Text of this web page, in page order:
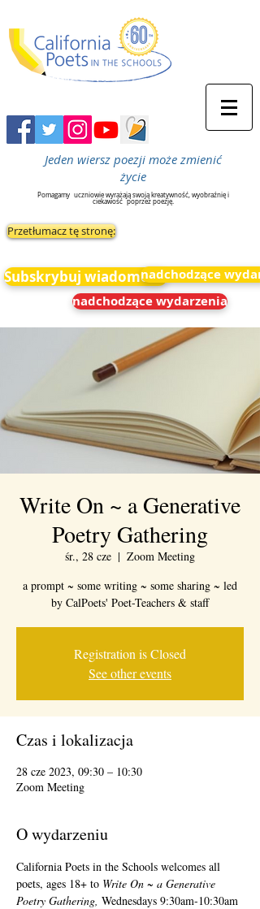
Jeden wiersz poezji może zmienić
życie
Pomagamy uczniowie wyrażają swoją kreatywność, wyobraźnię i
ciekawość poprzez poezję.
Przetłumacz tę stronę:
Subskrybuj wiadomościnadchodzące
nadchodzące wydarzenia
Write On ~ a Generative
Poetry Gathering
śr., 28 cze
  |
Zoom Meeting
a prompt ~ some writing ~ some sharing ~ led
by CalPoets' Poet-Teachers & staff
Registration is Closed
See other events
Czas i lokalizacja
28 cze 2023, 09:30 – 10:30
Zoom Meeting
O wydarzeniu
California Poets in the Schools welcomes all
poets, ages 18+ to Write On ~ a Generative
Poetry Gathering, Wednesdays 9:30am-10:30am